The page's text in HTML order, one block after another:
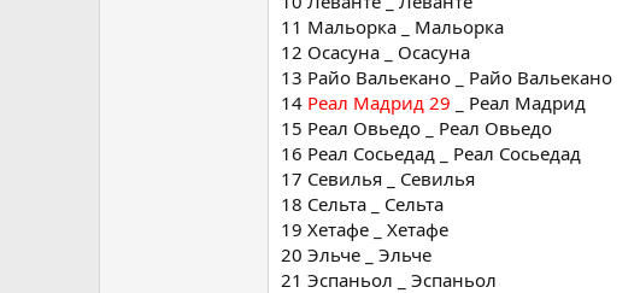
11 Мальорка _ Мальорка
12 Осасуна _ Осасуна
13 Райо Вальекано _ Райо Вальекано
14 Реал Мадрид 29 _ Реал Мадрид
15 Реал Овьедо _ Реал Овьедо
16 Реал Сосьедад _ Реал Сосьедад
17 Севилья _ Севилья
18 Сельта _ Сельта
19 Хетафе _ Хетафе
20 Эльче _ Эльче
21 Эспаньол _ Эспаньол